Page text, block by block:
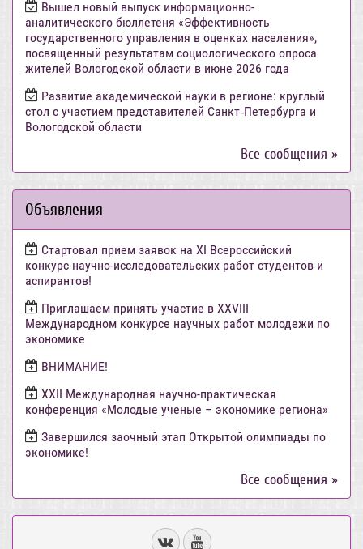
Вышел новый выпуск информационно-
аналитического бюллетеня «Эффективность
государственного управления в оценках населения»,
посвященный результатам социологического опроса
жителей Вологодской области в июне 2026 года
Развитие академической науки в регионе: круглый
стол с участием представителей Санкт‑Петербурга и
Вологодской области
Все сообщения »
Объявления
Стартовал прием заявок на XI Всероссийский
конкурс научно-исследовательских работ студентов и
аспирантов!
Приглашаем принять участие в XXVIII
Международном конкурсе научных работ молодежи по
экономике
ВНИМАНИЕ!
ХХII Международная научно-практическая
конференция «Молодые ученые – экономике региона»
Завершился заочный этап Открытой олимпиады по
экономике!
Все сообщения »